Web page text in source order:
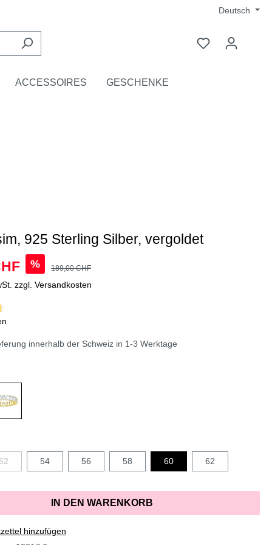
Deutsch
ACCESSOIRES GESCHENKE
925 Sterling Silber, vergoldet
% 189,00 CHF
zzgl. Versandkosten
innerhalb der Schweiz in 1-3 Werktage
54 56 58 60 62
IN DEN WARENKORB
hinzufügen